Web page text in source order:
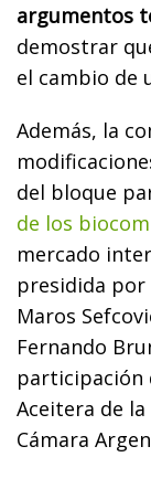
argumentos
demostrar
el cambio de
Además, la
del bloque
de los
mercado
presidida por
Maros
Fernando
participación
Aceitera de la
Cámara